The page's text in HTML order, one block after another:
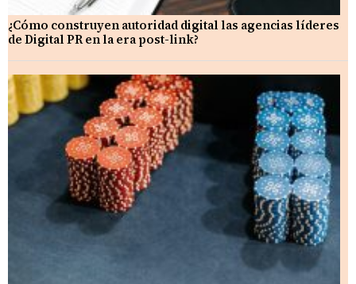
¿Cómo construyen autoridad digital las agencias líderes
de Digital PR en la era post-link?